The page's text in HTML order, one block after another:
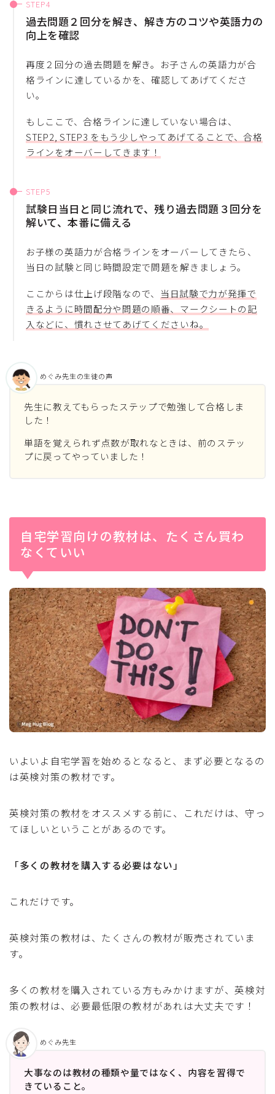
過去問題２回分を解き、解き方のコツや英語力の
向上を確認
再度２回分の過去問題を解き。お子さんの英語力が合
格ラインに達しているかを、確認してあげてくださ
い。
もしここで、合格ラインに達していない場合は、
STEP2, STEP3 をもう少しやってあげてることで、合格
ラインをオーバーしてきます！
試験日当日と同じ流れで、残り過去問題３回分を
解いて、本番に備える
お子様の英語力が合格ラインをオーバーしてきたら、
当日の試験と同じ時間設定で問題を解きましょう。
ここからは仕上げ段階なので、
当日試験で力が発揮で
きるように時間配分や問題の順番、マークシートの記
入などに、慣れさせてあげてくださいね。
先生に教えてもらったステップで勉強して合格しま
した！
単語を覚えられず点数が取れなときは、前のステッ
プに戻ってやっていました！
めぐみ先生の生徒の声
自宅学習向けの教材は、たくさん買わ
なくていい
いよいよ自宅学習を始めるとなると、まず必要となるの
は英検対策の教材です。
英検対策の教材をオススメする前に、これだけは、守っ
てほしいということがあるのです。
「多くの教材を購入する必要はない」
これだけです。
英検対策の教材は、たくさんの教材が販売されていま
す。
多くの教材を購入されている方もみかけますが、英検対
策の教材は、必要最低限の教材があれは大丈夫です！
大事なのは教材の種類や量ではなく、内容を習得で
きていること。
めぐみ先生